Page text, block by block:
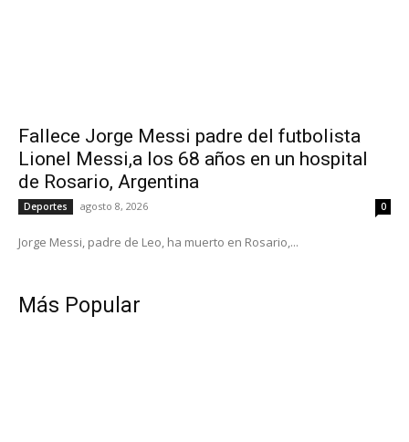
Fallece Jorge Messi padre del futbolista
Lionel Messi,a los 68 años en un hospital
de Rosario, Argentina
Deportes agosto 8, 2026 0
Jorge Messi, padre de Leo, ha muerto en Rosario,...
Más Popular